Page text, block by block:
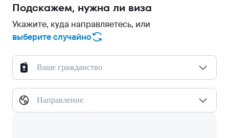
Подскажем, нужна ли виза
Укажите, куда направляетесь, или
выберите случайно
Ваше гражданство
Направление